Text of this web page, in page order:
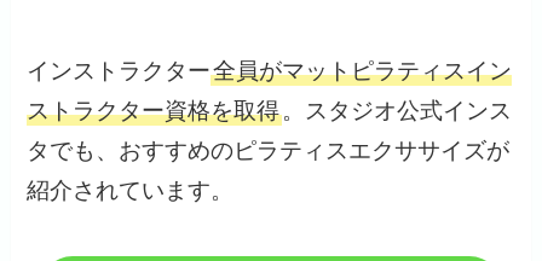
インストラクター全員がマットピラティスイン
ストラクター資格を取得。スタジオ公式インス
タでも、おすすめのピラティスエクササイズが
紹介されています。